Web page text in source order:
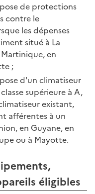
de protections
contre le
les dépenses
situé à La
en
;
d'un climatiseur
supérieure à A,
existant,
afférentes à un
en Guyane, en
ou à Mayotte.
éligibles